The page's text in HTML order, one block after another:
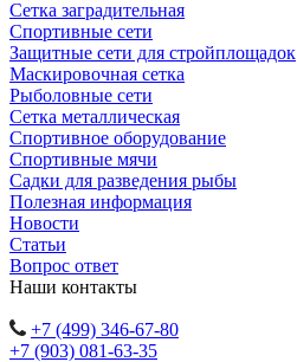
Сетка заградительная
Спортивные сети
Защитные сети для стройплощадок
Маскировочная сетка
Рыболовные сети
Сетка металлическая
Спортивное оборудование
Спортивные мячи
Садки для разведения рыбы
Полезная информация
Новости
Статьи
Вопрос ответ
Наши контакты
+7 (499) 346-67-80
+7 (903) 081-63-35